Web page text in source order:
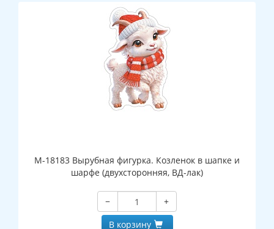
М-18183 Вырубная фигурка. Козленок в шапке и
шарфе (двухсторонняя, ВД-лак)
−
+
В корзину